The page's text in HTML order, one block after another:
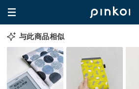
与此商品相似